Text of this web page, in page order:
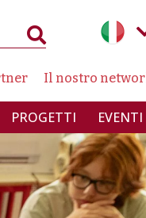
Il nostro
PROGETTI EVENTI